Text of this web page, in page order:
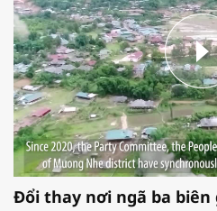
Đổi thay nơi ngã ba